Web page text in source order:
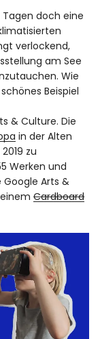
doch eine
verlockend,
am See
Wie
Beispiel
& Culture. Die
in der Alten
zu
Werken und
Google Arts &
einemCardboard